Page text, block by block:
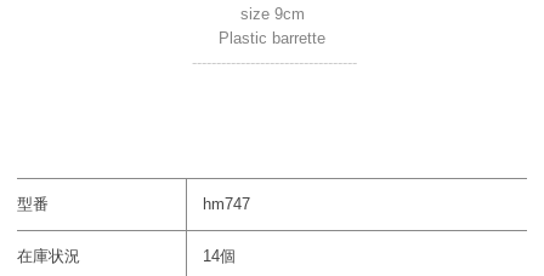
size 9cm
Plastic barrette
----------------------------------
型番 hm747
在庫状況 14個